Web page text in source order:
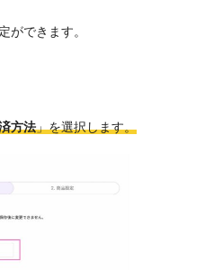
ができます。
方法」を選択します。